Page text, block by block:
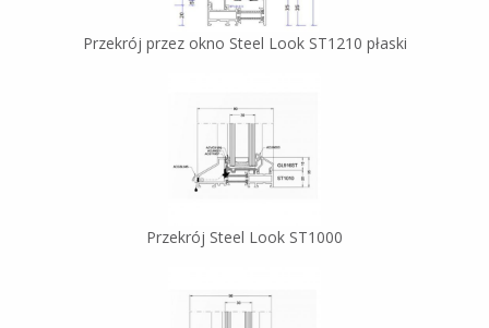
Przekrój przez okno Steel Look ST1210 płaski
Przekrój Steel Look ST1000